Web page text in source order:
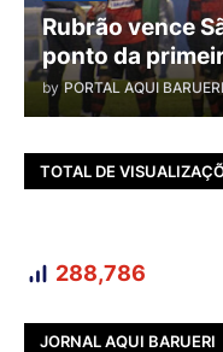
Rubrão vence
ponto da
by PORTAL AQUI BARUERI
TOTAL DE
288,786
JORNAL AQUI BARUERI